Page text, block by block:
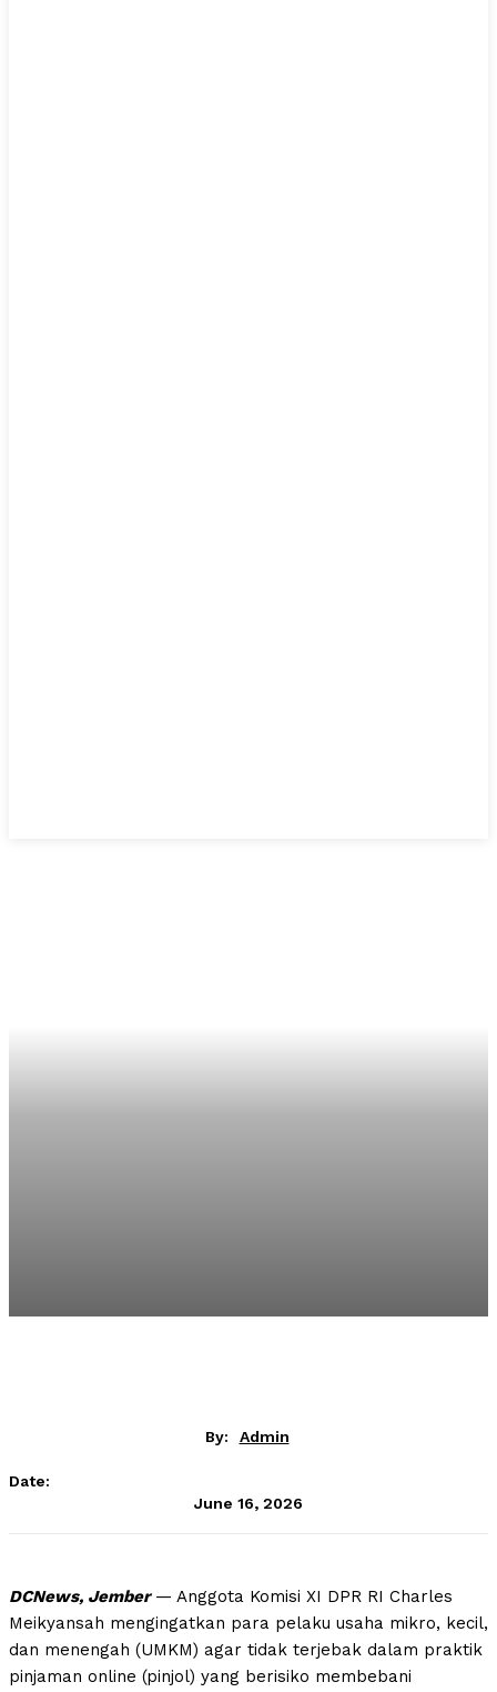
By: Admin
Date:
June 16, 2026
DCNews, Jember— Anggota Komisi XI DPR RI Charles
Meikyansah mengingatkan para pelaku usaha mikro, kecil,
dan menengah (UMKM) agar tidak terjebak dalam praktik
pinjaman online (pinjol) yang berisiko membebani